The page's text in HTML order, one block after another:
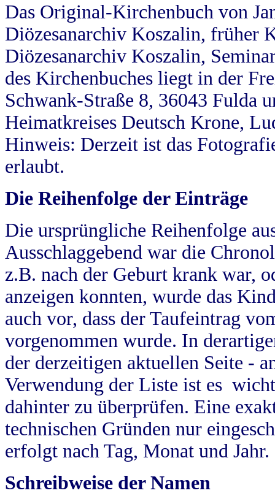
Das Original-Kirchenbuch von
Diözesanarchiv Koszalin, früher
Diözesanarchiv Koszalin,
des Kirchenbuches liegt in der
Schwank-Straße 8, 36043 Fulda
Heimatkreises Deutsch Krone,
Hinweis: Derzeit ist das
erlaubt.
Die Reihenfolge der Einträge
Die ursprüngliche Reihenfolge
Ausschlaggebend war die
z.B. nach der Geburt krank war,
anzeigen konnten, wurde das
auch vor, dass der Taufeintrag
vorgenommen wurde. In
der derzeitigen aktuellen Seite -
Verwendung der Liste ist es
dahinter zu überprüfen. Eine
technischen Gründen nur
erfolgt nach Tag, Monat und Jahr.
Schreibweise der Namen